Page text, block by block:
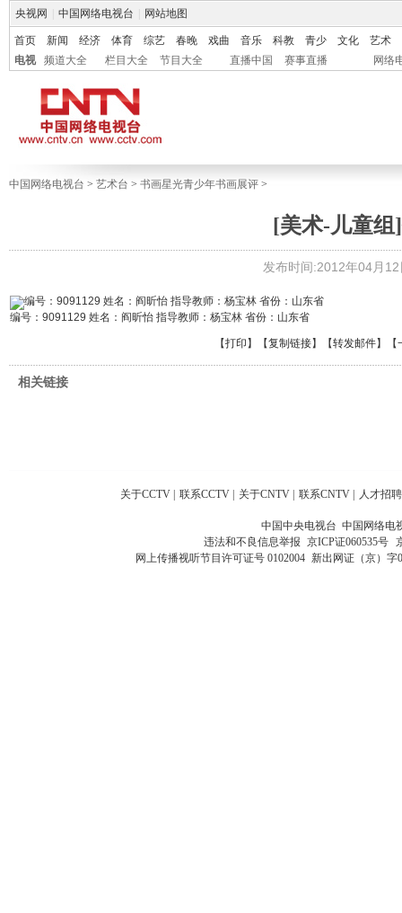
央视网 中国网络电视台 网站地图
首页 新闻 经济 体育 综艺 春晚 戏曲 音乐 科教 青少 文化
艺术
电视
频道大全 栏目大全 节目大全 直播中国 赛事直播 网络
中国网络电视台 > 艺术台 > 书画星光青少年书画展评 >
[美术-儿童组
发布时间:2012年04月
编号：9091129 姓名：阎昕怡 指导教师：杨宝林 省份：山东省
【打印 】【复制链接】【转发邮件】
相关链接
关于CCTV 联系CCTV 关于CNTV 联系CNTV 人才招聘
中国中央电视台 中国网络电
违法和不良信息举报 京ICP证060535号
网上传播视听节目许可证号 0102004 新出网证（京）